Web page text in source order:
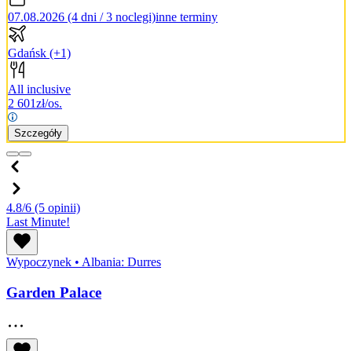
07.08.2026 (4 dni / 3 noclegi)inne terminy
Gdańsk (+1)
All inclusive
2 601zł/os.
Szczegóły
4.8/6 (5 opinii)
Last Minute!
Wypoczynek • Albania: Durres
Garden Palace